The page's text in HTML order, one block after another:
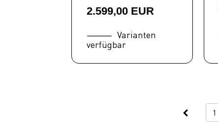
2.599,00 EUR
Varianten
verfügbar
1